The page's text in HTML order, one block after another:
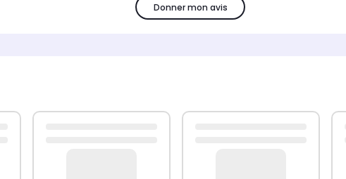
Donner mon avis